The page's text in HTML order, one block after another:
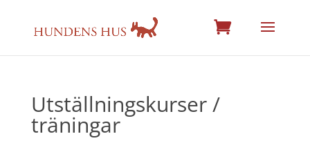
Utställningskurser /
träningar